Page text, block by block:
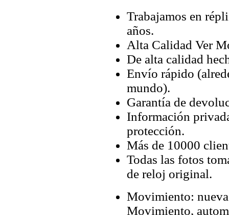
Trabajamos en
años.
Alta Calidad Ver
De alta calidad
Envío rápido
mundo).
Garantía de
Información
protección.
Más de 10000
Todas las fotos
de reloj original.
Movimiento:
Movimiento,